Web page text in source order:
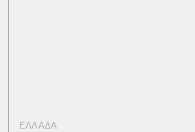
ΕΛΛΑΔΑ